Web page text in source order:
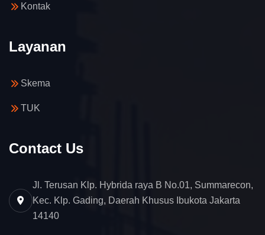
Kontak
Layanan
Skema
TUK
Contact Us
Jl. Terusan Klp. Hybrida raya B No.01, Summarecon,
Kec. Klp. Gading, Daerah Khusus Ibukota Jakarta
14140